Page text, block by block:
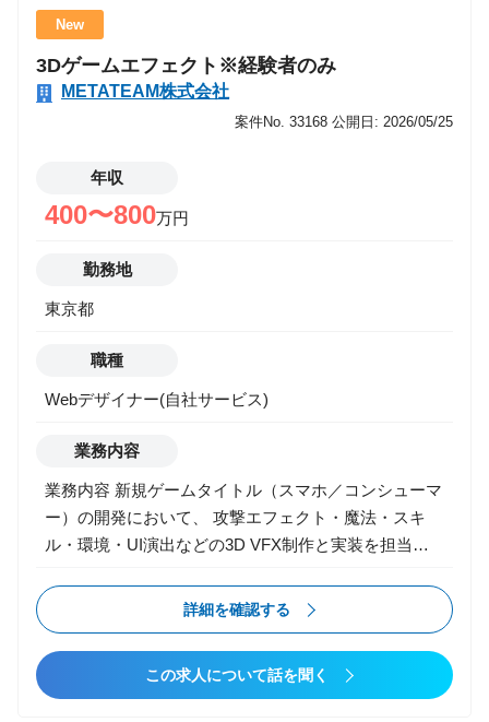
コンサルタントとしてキャリアアップしたい方 （スキ
ルアップ、年収アップ） ・会社の成長とともに、自身
も成長していきたい方 ・上流工程から参画し、大企業
に対しバリューを提供していきたい方 ■プロジェクト
対応、ログ監視等の各種領域に関するセキュリティソ
リューション導入を目指した実行計画策定を支援 ［ポ
ジション］コンサル ［規模］6名 ・官公庁向け基盤
刷新PMO支援 [プロジェクト概要] 既存システムの
EOL対応として基盤刷新を推進するPJのネットワーク
領域におけるPMO支援 [ポジション]PMO [規模]5名
能力 ・課題解決能力 ・コミュニケーション能力 ・大
規模プロジェクトにおけるプロジェクト推進力 ■弊社
スピード感のある働き方が可能 ・代表や事業責任者と
保有し、上流から下流まで一気通貫の支援実績あり ・
IoTやAI技術を用いたアプリケーション開発など、ソリ
ューションに囚われない提案が可能
New
3Dゲームエフェクト※経験者のみ
METATEAM株式会社
案件No. 33168 公開日: 2026/05/25
年収
400〜800万円
勤務地
東京都
職種
Webデザイナー(自社サービス)
業務内容
業務内容 新規ゲームタイトル（スマホ／コンシューマ
ー）の開発において、 攻撃エフェクト・魔法・スキ
ル・環境・UI演出などの3D VFX制作と実装を担当し
／軽量化／負荷管理／視認性 といったゲームならでは
の要素を踏まえ、演出クオリティとゲーム体験を両立
するポジションです。 【主な業務】 ▼ 3Dゲームエフ
ェクト制作（メイン） ・攻撃エフェクト（斬撃・衝撃
詳細を確認する
この求人について話を聞く